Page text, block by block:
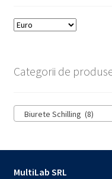
Categorii de
Biurete Schilling (8)
MultiLab SRL